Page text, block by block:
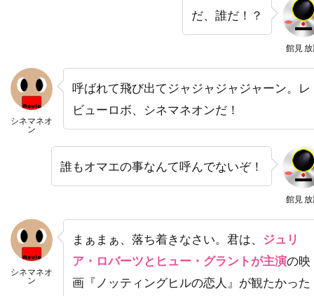
デヴィッド・オグデン・スティアーズ
デヴィッド・ガイラー
デヴィッド・キタイ
デヴィッド・クリンツマン
デヴィッド・クリーゲル
デヴィッド・クロス
デヴィッド・シャラム
デヴィッド・ジェンセン
デヴィッド・ジュリアン
デヴィッド・ジョハンソン
館見
だ、誰だ！？
シネマネオ
ン
呼ばれて飛び出てジャジャジャジャーン。レ
ビューロボ、シネマネオンだ！
館見
誰もオマエの事なんて呼んでないぞ！
シネマネオ
ン
まぁまぁ、落ち着きなさい。君は、 ジュリ
ア・ロバーツとヒュー・グラントが主演の映
画『ノッティングヒルの恋人』が観たかった